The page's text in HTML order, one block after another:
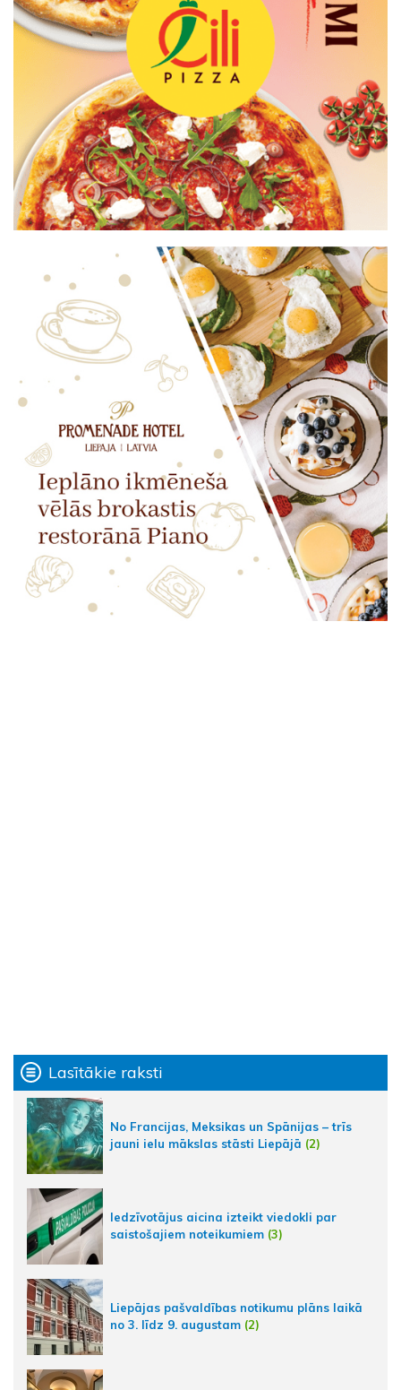
Lasītākie raksti
No Francijas, Meksikas un Spānijas – trīs
jauni ielu mākslas stāsti Liepājā (2)
Iedzīvotājus aicina izteikt viedokli par
saistošajiem noteikumiem (3)
Liepājas pašvaldības notikumu plāns laikā
no 3. līdz 9. augustam (2)